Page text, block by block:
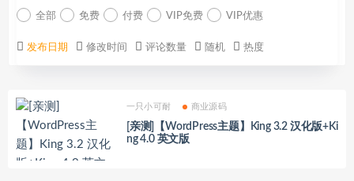
全部 免费 付费 VIP免费 VIP优惠
发布日期 修改时间 评论数量 随机 热度
一只小可耐 商业源码
[亲测]【WordPress主题】King 3.2 汉化版+Ki
ng 4.0 英文版